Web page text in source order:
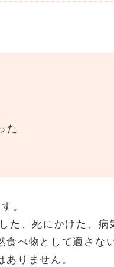
た
。
た、死にかけた、病
べ物として適さな
りません。